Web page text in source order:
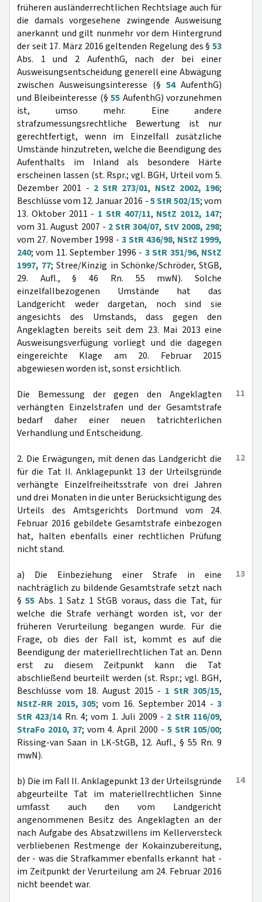
früheren ausländerrechtlichen Rechtslage auch für
die damals vorgesehene zwingende Ausweisung
anerkannt und gilt nunmehr vor dem Hintergrund
der seit 17. März 2016 geltenden Regelung des § 53
Abs. 1 und 2 AufenthG, nach der bei einer
Ausweisungsentscheidung generell eine Abwägung
zwischen Ausweisungsinteresse (§ 54AufenthG)
und Bleibeinteresse (§55 AufenthG) vorzunehmen
ist, umso mehr. Eine andere
strafzumessungsrechtliche Bewertung ist nur
gerechtfertigt, wenn im Einzelfall zusätzliche
Umstände hinzutreten, welche die Beendigung des
Aufenthalts im Inland als besondere Härte
erscheinen lassen (st. Rspr.; vgl. BGH, Urteil vom 5.
Dezember 2001 - 2 StR 273/01, NStZ 2002, 196;
Beschlüsse vom 12. Januar 2016 -5 StR 502/15; vom
13. Oktober 2011 - 1 StR 407/11, NStZ 2012, 147;
vom 31. August 2007 - 2 StR 304/07, StV 2008, 298;
vom 27. November 1998 - 3 StR 436/98, NStZ 1999,
240; vom 11. September 1996 - 3 StR 351/96, NStZ
1997, 77; Stree/Kinzig in Schönke/Schröder, StGB,
29. Aufl., § 46 Rn. 55 mwN). Solche
einzelfallbezogenen Umstände hat das
Landgericht weder dargetan, noch sind sie
angesichts des Umstands, dass gegen den
Angeklagten bereits seit dem 23. Mai 2013 eine
Ausweisungsverfügung vorliegt und die dagegen
eingereichte Klage am 20. Februar 2015
abgewiesen worden ist, sonst ersichtlich.
11
Die Bemessung der gegen den Angeklagten
verhängten Einzelstrafen und der Gesamtstrafe
bedarf daher einer neuen tatrichterlichen
Verhandlung und Entscheidung.
12
2. Die Erwägungen, mit denen das Landgericht die
für die Tat II. Anklagepunkt 13 der Urteilsgründe
verhängte Einzelfreiheitsstrafe von drei Jahren
und drei Monaten in die unter Berücksichtigung des
Urteils des Amtsgerichts Dortmund vom 24.
Februar 2016 gebildete Gesamtstrafe einbezogen
hat, halten ebenfalls einer rechtlichen Prüfung
nicht stand.
13
a) Die Einbeziehung einer Strafe in eine
nachträglich zu bildende Gesamtstrafe setzt nach
§55 Abs. 1 Satz 1 StGB voraus, dass die Tat, für
welche die Strafe verhängt worden ist, vor der
früheren Verurteilung begangen wurde. Für die
Frage, ob dies der Fall ist, kommt es auf die
Beendigung der materiellrechtlichen Tat an. Denn
erst zu diesem Zeitpunkt kann die Tat
abschließend beurteilt werden (st. Rspr.; vgl. BGH,
Beschlüsse vom 18. August 2015 - 1 StR 305/15,
NStZ-RR 2015, 305; vom 16. September 2014 - 3
StR 423/14Rn. 4; vom 1. Juli 2009 - 2 StR 116/09,
StraFo 2010, 37; vom 4. April 2000 - 5 StR 105/00;
Rissing-van Saan in LK-StGB, 12. Aufl., § 55 Rn. 9
mwN).
14
b) Die im Fall II. Anklagepunkt 13 der Urteilsgründe
abgeurteilte Tat im materiellrechtlichen Sinne
umfasst auch den vom Landgericht
angenommenen Besitz des Angeklagten an der
nach Aufgabe des Absatzwillens im Kellerversteck
verbliebenen Restmenge der Kokainzubereitung,
der - was die Strafkammer ebenfalls erkannt hat -
im Zeitpunkt der Verurteilung am 24. Februar 2016
nicht beendet war.